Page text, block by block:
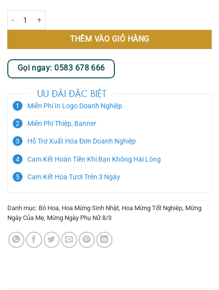
Mây Xanh số lượng
THÊM VÀO GIỎ HÀNG
Gọi ngay: 0583 678 666
ƯU ĐÃI ĐẶC BIỆT
Miễn Phí In Logo Doanh Nghiệp
Miễn Phí Thiệp, Banner
Hỗ Trợ Xuất Hóa Đơn Doanh Nghiệp
Cam Kết Hoàn Tiền Khi Bạn Không Hài Lòng
Cam Kết Hoa Tươi Trên 3 Ngày
Danh mục: Bó Hoa, Hoa Mừng Sinh Nhật, Hoa Mừng Tốt Nghiệp, Mừng
Ngày Của Mẹ, Mừng Ngày Phụ Nữ 8/3